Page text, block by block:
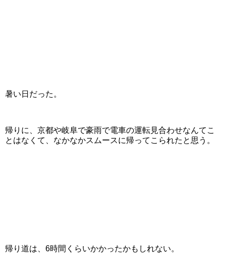
暑い日だった。
帰りに、京都や岐阜で豪雨で電車の運転見合わせなんてこ
とはなくて、なかなかスムースに帰ってこられたと思う。
帰り道は、6時間くらいかかったかもしれない。